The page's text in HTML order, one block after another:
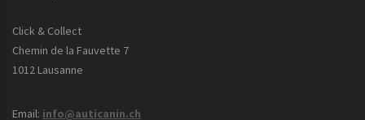
Click & Collect
Chemin de la Fauvette 7
1012 Lausanne
Email: info@auticanin.ch